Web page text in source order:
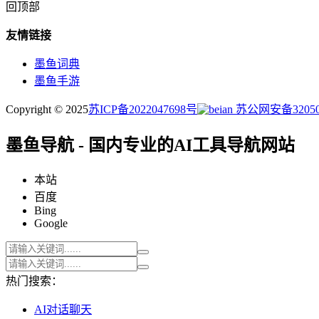
回顶部
友情链接
墨鱼词典
墨鱼手游
Copyright © 2025苏ICP备2022047698号 苏公网安备
墨鱼导航 - 国内专业的AI工具导航网站
本站
百度
Bing
Google
热门搜索：
AI对话聊天